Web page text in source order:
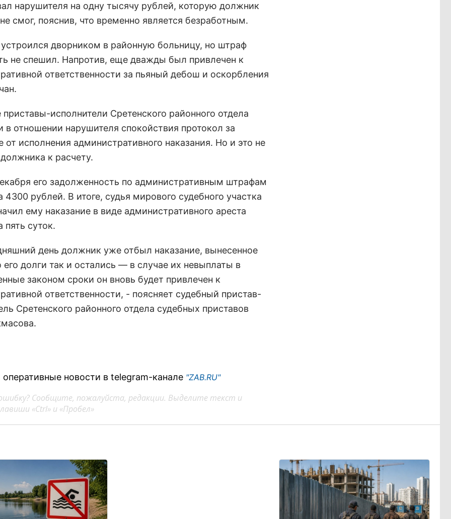
нарушителя на одну тысячу рублей, которую должник
смог, пояснив, что временно является безработным.
дворником в районную больницу, но штраф
не спешил. Напротив, еще дважды был привлечен к
ответственности за пьяный дебош и оскорбления
исполнители Сретенского районного отдела
в отношении нарушителя спокойствия протокол за
от исполнения административного наказания. Но и это не
к расчету.
его задолженность по административным штрафам
4300 рублей. В итоге, судья мирового судебного участка
ему наказание в виде административного ареста
пять суток.
день должник уже отбыл наказание, вынесенное
долги так и остались — в случае их невыплаты в
законом сроки он вновь будет привлечен к
ответственности, - поясняет судебный пристав-
Сретенского районного отдела судебных приставов
новости в telegram-канале "ZAB.RU"
Сообщите, пожалуйста, редакции. Выделите текст и
«Ctrl» и «Пробел»